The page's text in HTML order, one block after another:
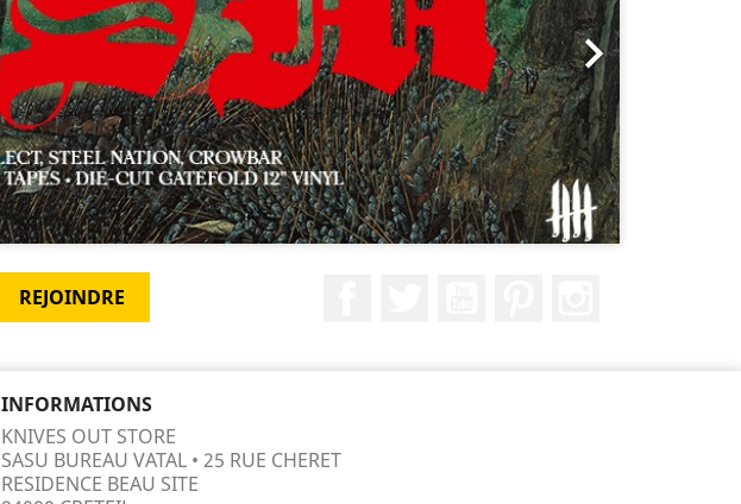

INFORMATIONS
KNIVES OUT STORE
SASU BUREAU VATAL • 25 RUE CHERET
RESIDENCE BEAU SITE